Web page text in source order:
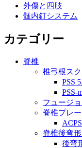
外傷と四肢
髄内釘システム
カテゴリー
脊椎
椎弓根ス
PSS
PSS-
フュージ
脊椎プレー
脊椎後弯
後弯